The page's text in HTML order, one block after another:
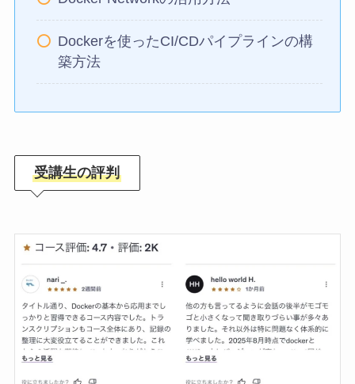
Dockerを使ったCI/CDパイプラインの構
築方法
受講生の評判